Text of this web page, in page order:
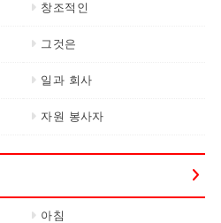
창조적인
그것은
일과 회사
자원 봉사자
아침